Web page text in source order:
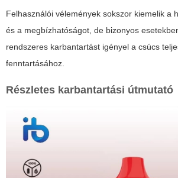
Felhasználói vélemények sokszor kiemelik a
és a megbízhatóságot, de bizonyos
rendszeres karbantartást igényel a csúcs
fenntartásához.
Részletes karbantartási útmutató